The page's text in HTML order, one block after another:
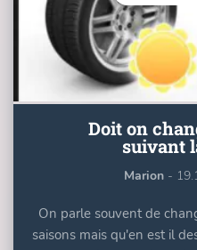
Doit on
suivant
Marion -
On parle souvent de
saisons mais qu'en est il